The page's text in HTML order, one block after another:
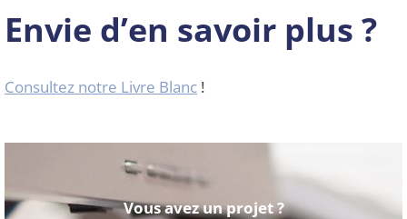
Envie d’en savoir plus ?
Consultez notre Livre Blanc !
Vous avez un projet ?